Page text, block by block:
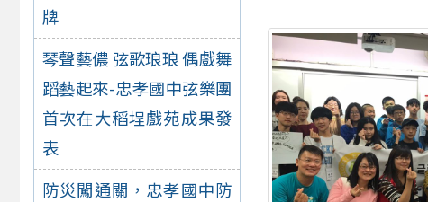
牌
琴聲藝儂 弦歌琅琅 偶戲舞
蹈藝起來-忠孝國中弦樂團
首次在大稻埕戲苑成果發
表
防災闖通關，忠孝國中防